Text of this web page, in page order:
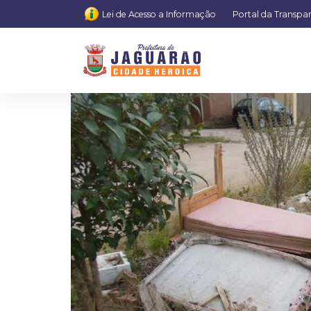
Lei de Acesso a Informação Portal da
sofa na